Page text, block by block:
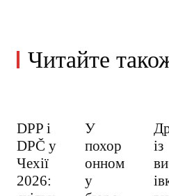
Читайте
DPP і
DPČ у
Чехії
2026:
У
похор
онном
у
із